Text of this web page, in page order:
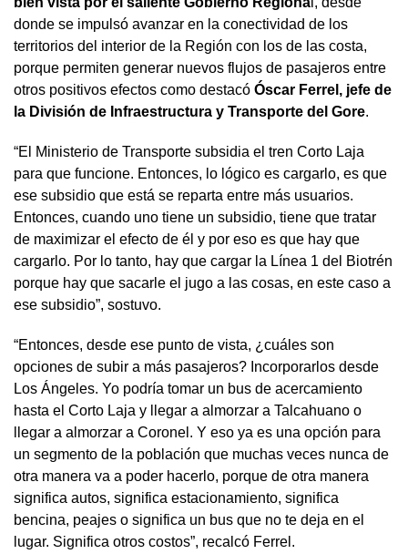
donde se impulsó avanzar en la conectividad de los
territorios del interior de la Región con los de las costa,
porque permiten generar nuevos flujos de pasajeros entre
otros positivos efectos como destacó Óscar Ferrel, jefe de
la División de Infraestructura y Transporte del Gore.
“El Ministerio de Transporte subsidia el tren Corto Laja
para que funcione. Entonces, lo lógico es cargarlo, es que
ese subsidio que está se reparta entre más usuarios.
Entonces, cuando uno tiene un subsidio, tiene que tratar
de maximizar el efecto de él y por eso es que hay que
cargarlo. Por lo tanto, hay que cargar la Línea 1 del Biotrén
porque hay que sacarle el jugo a las cosas, en este caso a
ese subsidio”, sostuvo.
“Entonces, desde ese punto de vista, ¿cuáles son
opciones de subir a más pasajeros? Incorporarlos desde
Los Ángeles. Yo podría tomar un bus de acercamiento
hasta el Corto Laja y llegar a almorzar a Talcahuano o
llegar a almorzar a Coronel. Y eso ya es una opción para
un segmento de la población que muchas veces nunca de
otra manera va a poder hacerlo, porque de otra manera
significa autos, significa estacionamiento, significa
bencina, peajes o significa un bus que no te deja en el
lugar. Significa otros costos”, recalcó Ferrel.